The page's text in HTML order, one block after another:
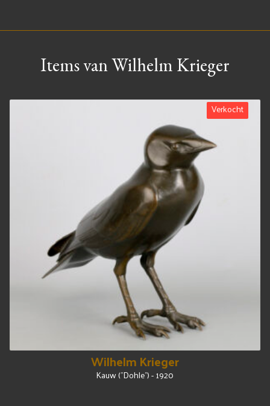
Items van Wilhelm Krieger
Verkocht
Wilhelm Krieger
Kauw ("Dohle") - 1920